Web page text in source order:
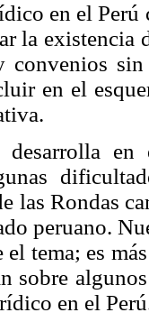
en el Perú
la existencia
convenios
en el
en
las Rondas
peruano.
el tema; es
sobre
en el